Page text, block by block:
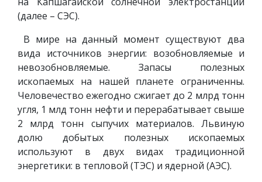
(далее – СЭС).
В мире на данный момент существуют два
вида источников энергии: возобновляемые и
невозобновляемые. Запасы полезных
ископаемых на нашей планете ограниченны.
Человечество ежегодно сжигает до 2 млрд тонн
угля, 1 млд тонн нефти и перерабатывает свыше
2 млрд тонн сыпучих материалов. Львиную
долю добытых полезных ископаемых
используют в двух видах традиционной
энергетики: в тепловой (ТЭС) и ядерной (АЭС).